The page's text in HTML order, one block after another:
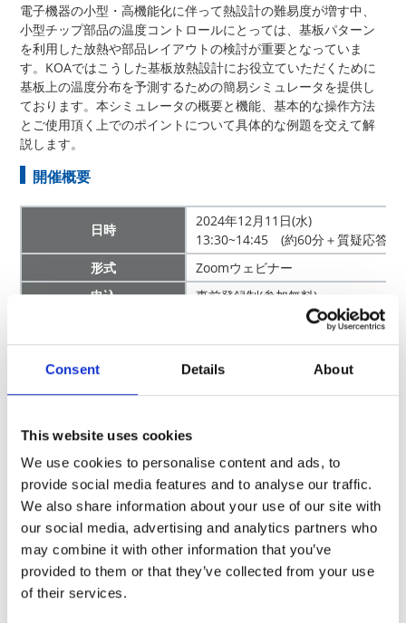
Consent Details About
This website uses cookies
We use cookies to personalise content and ads, to
provide social media features and to analyse our traffic.
We also share information about your use of our site with
our social media, advertising and analytics partners who
may combine it with other information that you’ve
provided to them or that they’ve collected from your use
of their services.
電子機器の小型・高機能化に伴って熱設計の難易度が増す中、
小型チップ部品の温度コントロールにとっては、基板パターン
を利用した放熱や部品レイアウトの検討が重要となっていま
す。KOAではこうした基板放熱設計にお役立ていただくために
基板上の温度分布を予測するための簡易シミュレータを提供し
ております。本シミュレータの概要と機能、基本的な操作方法
とご使用頂く上でのポイントについて具体的な例題を交えて解
説します。
開催概要
日時
2024年12月11日(水)
13:30~14:45 (約60分＋質疑応答15
形式
Zoomウェビナー
申込
事前登録制(参加無料)
技術イニシアティブ
職人
有賀 善紀
KOAからご提供しております基板
す。
使用するシュミレータはこちら
お申し込みについて
＊会員様限定セミナーとなります。会員登録で使用したメール